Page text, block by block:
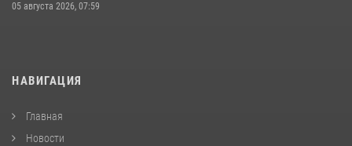
05 августа 2026, 07:59
НАВИГАЦИЯ
Главная
Новости